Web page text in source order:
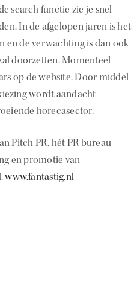
search functie zie je snel
In de afgelopen jaren is het
en de verwachting is dan ook
doorzetten. Momenteel
op de website. Door middel
wordt aandacht
horecasector.
Pitch PR, hét PR bureau
en promotie van
www.fantastig.nl